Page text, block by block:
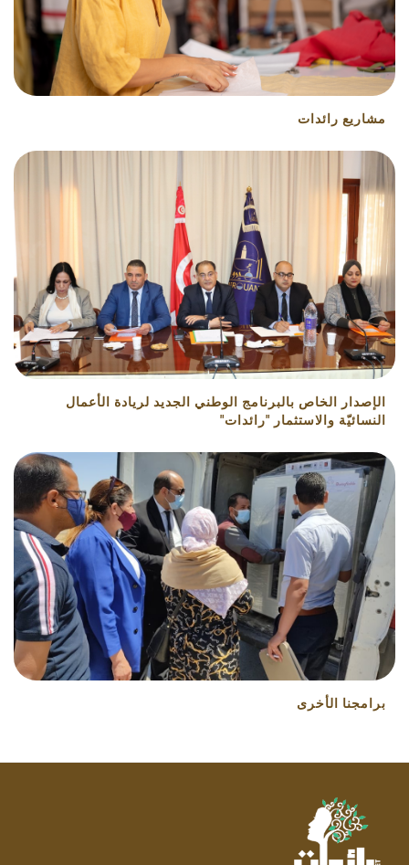
مشاريع رائدات
الإصدار الخاص بالبرنامج الوطني الجديد لريادة الأعمال
النسائيّة والاستثمار "رائدات"
برامجنا الأخرى